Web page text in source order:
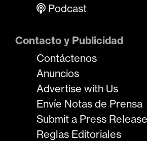
Podcast
Contacto y Publicidad
Contáctenos
Anuncios
Advertise with Us
Envíe Notas de Prensa
Submit a Press Release
Reglas Editoriales